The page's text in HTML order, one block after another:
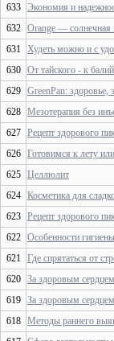
633
Экономия и
632
Orange — солнечная
631
Худеть можно и с
630
От тайского - к
629
GreenPan: здоровье,
628
Мезотерапия без
627
Рецепт здорового
626
Готовимся к лету
625
Целлюлит
624
Косметика для
623
Рецепт здорового
622
Особенности
621
Где спрятаться от
620
За здоровым
619
За здоровым
618
Методы раннего